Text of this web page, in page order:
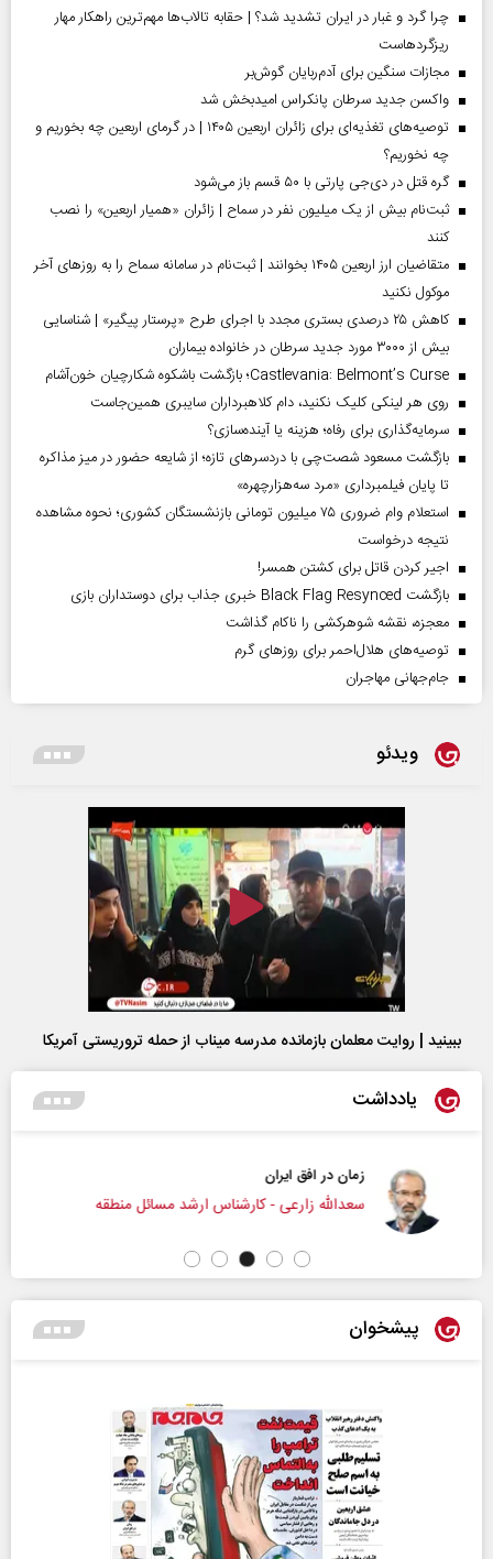
چرا گرد و غبار در ایران تشدید شد؟ | حقابه تالاب‌ها مهم‌ترین راهکار مهار
ریزگردهاست
مجازات سنگین برای آدم‌ربایان گوش‌بر
واکسن جدید سرطان پانکراس امیدبخش شد
توصیه‌های تغذیه‌ای برای زائران اربعین ۱۴۰۵ | در گرمای اربعین چه بخوریم و
چه نخوریم؟
گره قتل در دی‌جی پارتی با ۵۰ قسم باز می‌شود
ثبت‌نام بیش از یک میلیون نفر در سماح | زائران «همیار اربعین» را نصب
کنند
متقاضیان ارز اربعین ۱۴۰۵ بخوانند | ثبت‌نام در سامانه سماح را به روز‌های آخر
موکول نکنید
کاهش ۲۵ درصدی بستری مجدد با اجرای طرح «پرستار پیگیر» | شناسایی
بیش از ۳۰۰۰ مورد جدید سرطان در خانواده بیماران
Castlevania: Belmont’s Curse؛ بازگشت باشکوه شکارچیان خون‌آشام
روی هر لینکی کلیک نکنید، دام کلاهبرداران سایبری همین‌جاست
سرمایه‌گذاری برای رفاه؛ هزینه یا آینده‌سازی؟
بازگشت مسعود شصت‌چی با دردسر‌های تازه؛ از شایعه حضور در میز مذاکره
تا پایان فیلمبرداری «مرد سه‌هزارچهره»
استعلام وام ضروری ۷۵ میلیون تومانی بازنشستگان کشوری؛ نحوه مشاهده
نتیجه درخواست
اجیر کردن قاتل برای کشتن همسر!
بازگشت Black Flag Resynced خبری جذاب برای دوستداران بازی
معجزه، نقشه شوهرکشی را ناکام گذاشت
توصیه‌های هلال‌احمر برای روز‌های گرم
جام‌جهانی مهاجران
ویدئو
ببینید | روایت معلمان بازمانده مدرسه میناب از حمله تروریستی آمریکا
یادداشت
زمان در افق ایران
سعدالله زارعی - کارشناس ارشد مسائل منطقه
پیشخوان